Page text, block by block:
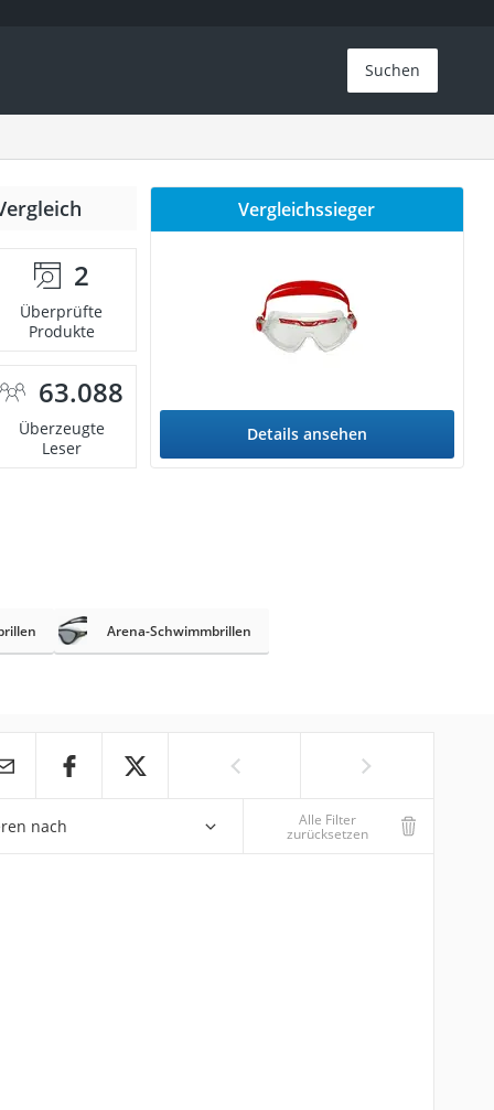
Suchen
2
Überprüfte
Produkte
63.088
Überzeugte
Leser
Vergleichssieger
Details ansehen
Arena-Schwimmbrillen
nach Alle Filter
zurücksetzen